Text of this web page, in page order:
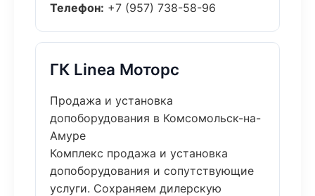
Телефон: +7 (957) 738-58-96
ГК Linea Моторс
Продажа и установка
допоборудования в Комсомольск-на-
Амуре
Комплекс продажа и установка
допоборудования и сопутствующие
услуги. Сохраняем дилерскую